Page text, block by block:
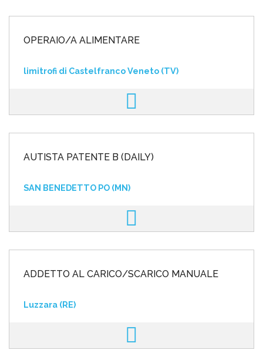
OPERAIO/A ALIMENTARE
limitrofi di Castelfranco Veneto (TV)
AUTISTA PATENTE B (DAILY)
SAN BENEDETTO PO (MN)
ADDETTO AL CARICO/SCARICO MANUALE
Luzzara (RE)